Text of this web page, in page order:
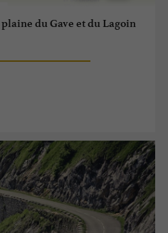
du Gave et du Lagoin